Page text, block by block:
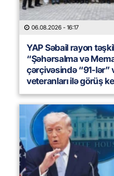
06.08.2026 - 16:17
YAP Səbail rayon
“Şəhərsalma və
çərçivəsində “91-lər”
veteranları ilə görüş